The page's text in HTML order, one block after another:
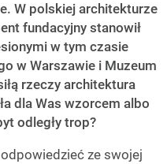
W polskiej architekturze
fundacyjny stanowił
w tym czasie
w Warszawie i Muzeum
rzeczy architektura
dla Was wzorcem albo
odległy trop?
ze swojej